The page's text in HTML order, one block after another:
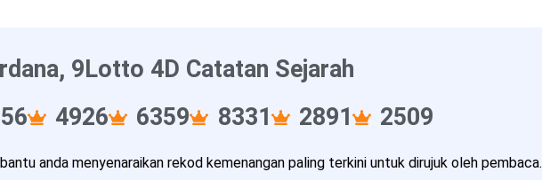
9Lotto 4D Catatan Sejarah
4926 6359 8331 2891 2509
anda menyenaraikan rekod kemenangan paling terkini untuk dirujuk oleh pembaca.